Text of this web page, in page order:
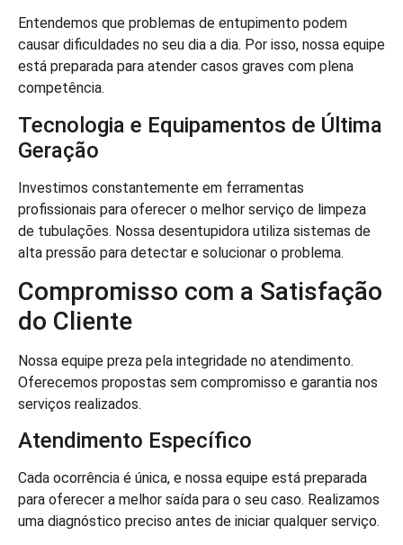
Entendemos que problemas de entupimento podem
causar dificuldades no seu dia a dia. Por isso, nossa equipe
está preparada para atender casos graves com plena
competência.
Tecnologia e Equipamentos de Última
Geração
Investimos constantemente em ferramentas
profissionais para oferecer o melhor serviço de limpeza
de tubulações. Nossa desentupidora utiliza sistemas de
alta pressão para detectar e solucionar o problema.
Compromisso com a Satisfação
do Cliente
Nossa equipe preza pela integridade no atendimento.
Oferecemos propostas sem compromisso e garantia nos
serviços realizados.
Atendimento Específico
Cada ocorrência é única, e nossa equipe está preparada
para oferecer a melhor saída para o seu caso. Realizamos
uma diagnóstico preciso antes de iniciar qualquer serviço.